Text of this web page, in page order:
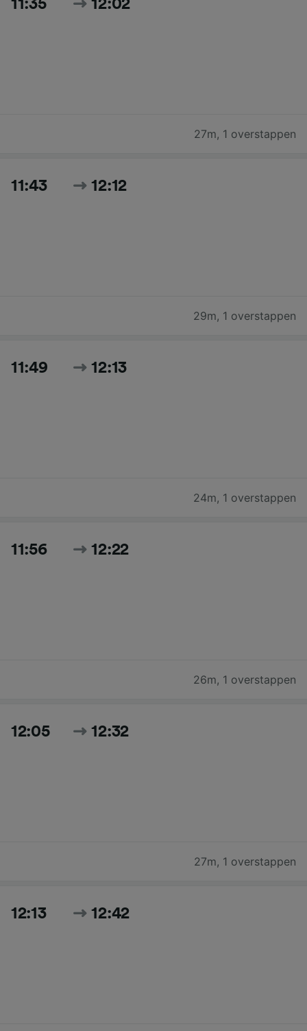
11:35 12:02
27m, 1 overstappen
11:43 12:12
29m, 1 overstappen
11:49 12:13
24m, 1 overstappen
11:56 12:22
26m, 1 overstappen
12:05 12:32
27m, 1 overstappen
12:13 12:42